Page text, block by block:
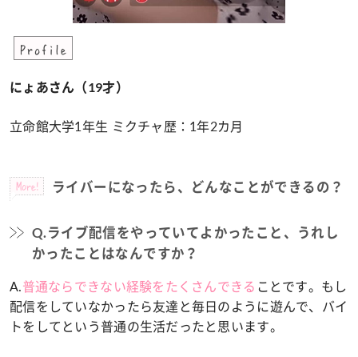
Profile
にょあさん（19才）
立命館大学1年生 ミクチャ歴：1年2カ月
More! ライバーになったら、どんなことができるの？
Q.ライブ配信をやっていてよかったこと、うれし
かったことはなんですか？
A.普通ならできない経験をたくさんできる ことです。もし
配信をしていなかったら友達と毎日のように遊んで、バイ
トをしてという普通の生活だったと思います。